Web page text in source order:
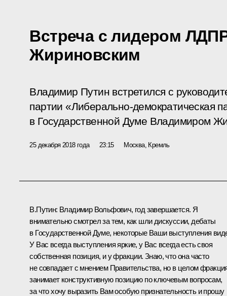
Встреча с лидером
Жириновским
Владимир Путин встретился с
партии «Либерально-демократическая
в Государственной Думе Владимиром
25 декабря 2018 года 23:15 Москва, Кремль
В.Путин: Владимир Вольфович, год завершается. Я
внимательно смотрел за тем, как шли дискуссии, дебаты
в Государственной Думе, некоторые Ваши выступления
У Вас всегда выступления яркие, у Вас всегда есть своя
собственная позиция, и у фракции. Знаю, что она часто
не совпадает с мнением Правительства, но в целом
занимает конструктивную позицию по ключевым вопросам,
за что хочу выразить Вам особую признательность и прошу